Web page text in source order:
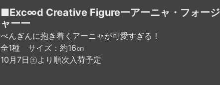
■Exc∞d Creative Figureーアーニャ・フォージ
ャーー
ぺんぎんに抱き着くアーニャが可愛すぎる！
全1種 サイズ：約16㎝
10月7日㊏より順次入荷予定